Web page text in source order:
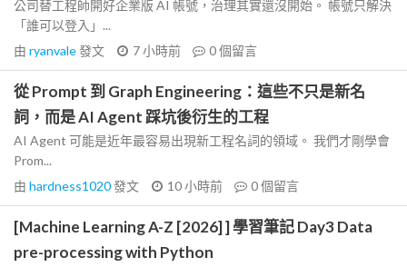
公司替工程師開好企業版 AI 帳號，治理其實還沒開始。 帳號只解決
「誰可以登入」...
由 ryanvale發文 7 小時前 0個留言
從 Prompt 到 Graph Engineering：這些不只是新名
詞，而是 AI Agent 踩坑後衍生的工程
AI Agent 可能是近年最容易出現新工程名詞的領域。 我們才剛學會
Prom...
由 hardness1020發文 10 小時前 0個留言
[Machine Learning A-Z [2026] ] 學習筆記 Day3 Data
pre-processing with Python